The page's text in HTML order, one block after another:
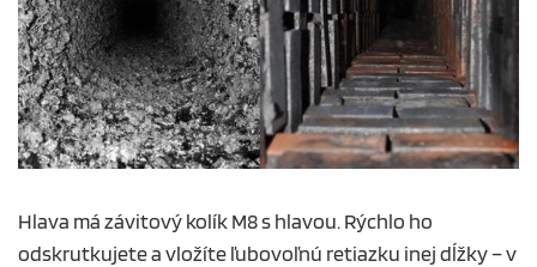
Hlava má závitový kolík M8 s hlavou. Rýchlo ho
odskrutkujete a vložíte ľubovoľnú retiazku inej dĺžky – v